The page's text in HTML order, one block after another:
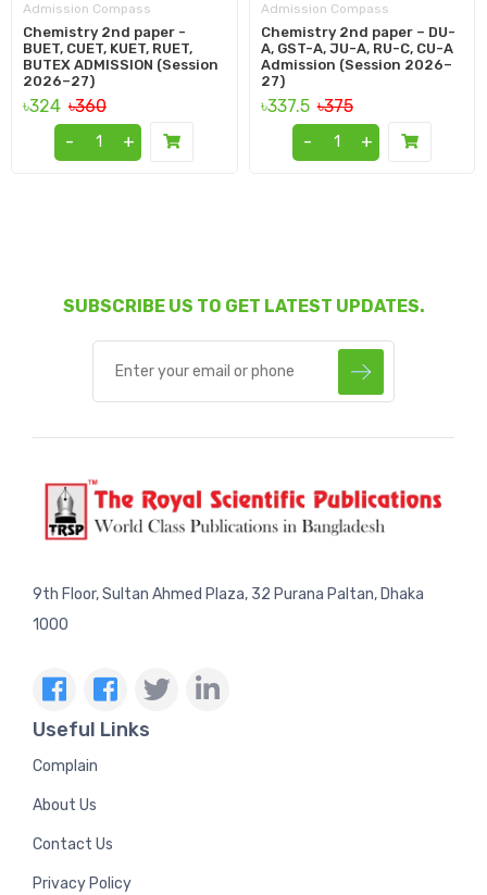
Admission Compass
Chemistry 2nd paper -
BUET, CUET, KUET, RUET,
BUTEX ADMISSION (Session
2026–27)
৳324 ৳360
-
+
Admission Compass
Chemistry 2nd paper – DU-
A, GST-A, JU-A, RU-C, CU-A
Admission (Session 2026–
27)
৳337.5 ৳375
-
+
SUBSCRIBE US TO GET LATEST UPDATES.
9th Floor, Sultan Ahmed Plaza, 32 Purana Paltan, Dhaka
1000
Useful Links
Complain
About Us
Contact Us
Privacy Policy